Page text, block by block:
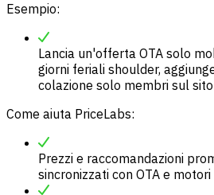
Esempio:
Lancia un'offerta OTA solo
giorni feriali shoulder,
colazione solo membri sul
Come aiuta PriceLabs:
Prezzi e raccomandazioni
sincronizzati con OTA e